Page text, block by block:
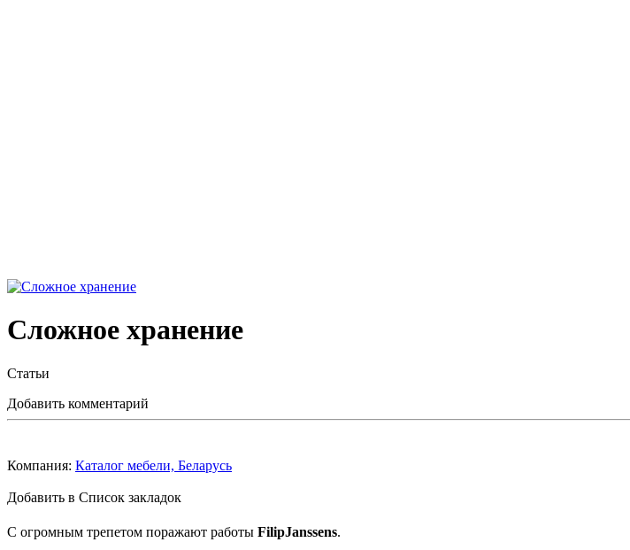
Сложное хранение
Статьи
Добавить комментарий
Компания: Каталог мебели, Беларусь
Добавить в Список закладок
С огромным трепетом поражают работы FilipJanssens.